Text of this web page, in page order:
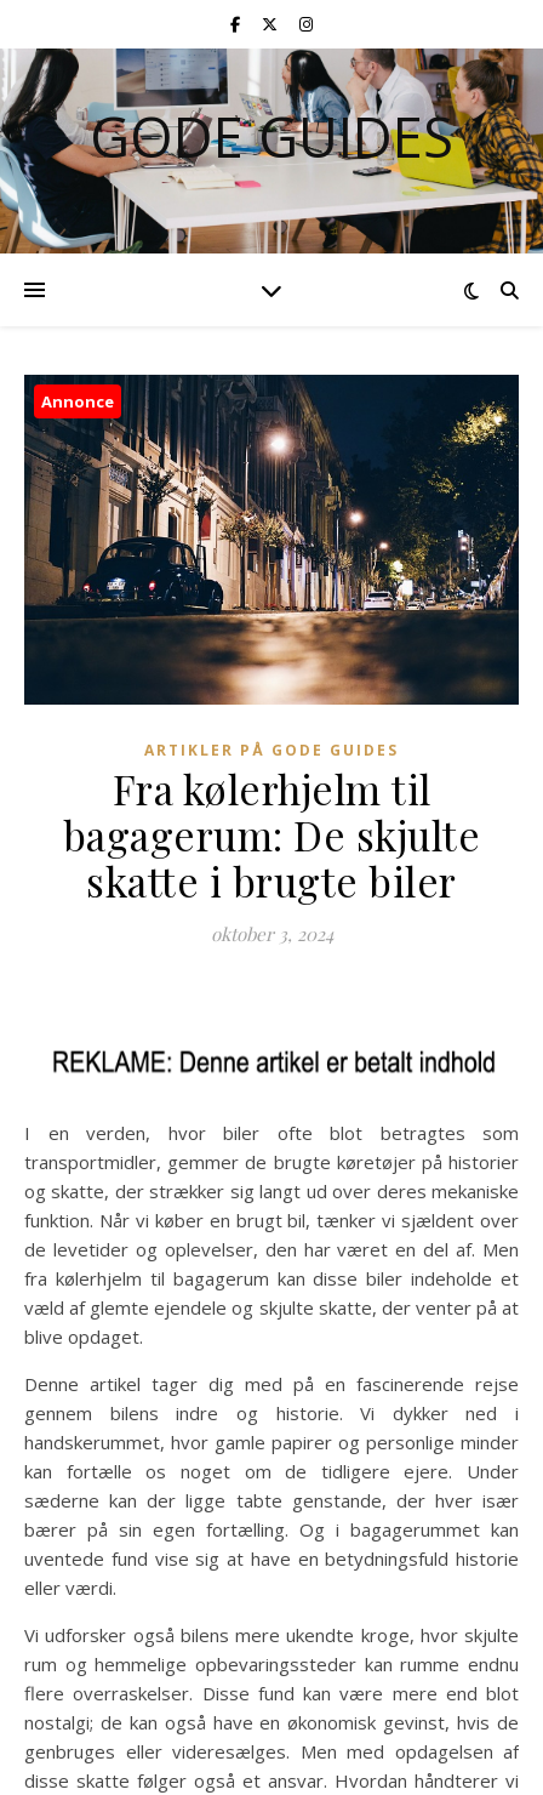
GODE GUIDES
Annonce
ARTIKLER PÅ GODE GUIDES
Fra kølerhjelm til
bagagerum: De skjulte
skatte i brugte biler
oktober 3, 2024
I en verden, hvor biler ofte blot betragtes som
transportmidler, gemmer de brugte køretøjer på historier
og skatte, der strækker sig langt ud over deres mekaniske
funktion. Når vi køber en brugt bil, tænker vi sjældent over
de levetider og oplevelser, den har været en del af. Men
fra kølerhjelm til bagagerum kan disse biler indeholde et
væld af glemte ejendele og skjulte skatte, der venter på at
blive opdaget.
Denne artikel tager dig med på en fascinerende rejse
gennem bilens indre og historie. Vi dykker ned i
handskerummet, hvor gamle papirer og personlige minder
kan fortælle os noget om de tidligere ejere. Under
sæderne kan der ligge tabte genstande, der hver især
bærer på sin egen fortælling. Og i bagagerummet kan
uventede fund vise sig at have en betydningsfuld historie
eller værdi.
Vi udforsker også bilens mere ukendte kroge, hvor skjulte
rum og hemmelige opbevaringssteder kan rumme endnu
flere overraskelser. Disse fund kan være mere end blot
nostalgi; de kan også have en økonomisk gevinst, hvis de
genbruges eller videresælges. Men med opdagelsen af
disse skatte følger også et ansvar. Hvordan håndterer vi